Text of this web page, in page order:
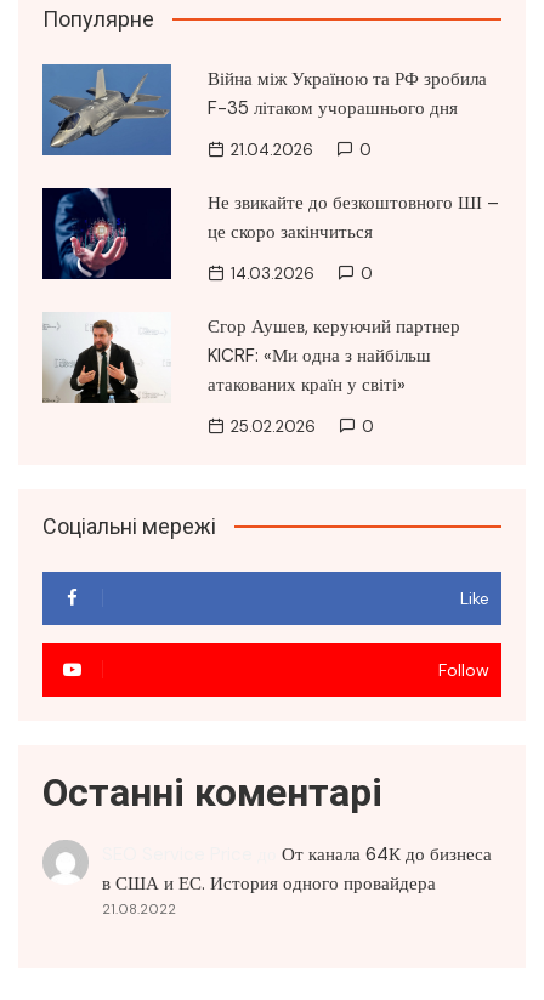
Популярне
Війна між Україною та РФ зробила
F-35 літаком учорашнього дня
21.04.2026 0
Не звикайте до безкоштовного ШІ –
це скоро закінчиться
14.03.2026 0
Єгор Аушев, керуючий партнер
KICRF: «Ми одна з найбільш
атакованих країн у світі»
25.02.2026 0
Соціальні мережі
Like
Follow
Останні коментарі
От канала 64К до бизнеса
в США и ЕС. История одного провайдера
21.08.2022